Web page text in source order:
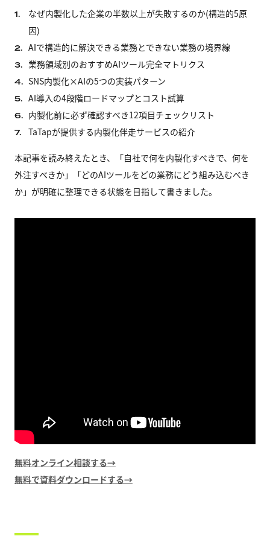
1.
なぜ内製化した企業の半数以上が失敗するのか(構造的5原
因)
2. AIで構造的に解決できる業務とできない業務の境界線
3. 業務領域別のおすすめAIツール完全マトリクス
4. SNS内製化×AIの5つの実装パターン
5. AI導入の4段階ロードマップとコスト試算
6. 内製化前に必ず確認すべき12項目チェックリスト
7. TaTapが提供する内製化伴走サービスの紹介
本記事を読み終えたとき、「自社で何を内製化すべきで、何を
外注すべきか」「どのAIツールをどの業務にどう組み込むべき
か」が明確に整理できる状態を目指して書きました。
無料オンライン相談する→
無料で資料ダウンロードする→